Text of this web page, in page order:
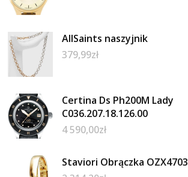
AllSaints naszyjnik
379,99zł
Certina Ds Ph200M Lady
C036.207.18.126.00
4 590,00zł
Staviori Obrączka OZX4703